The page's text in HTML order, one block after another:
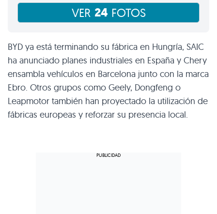
VER 24 FOTOS
BYD ya está terminando su fábrica en Hungría, SAIC
ha anunciado planes industriales en España y Chery
ensambla vehículos en Barcelona junto con la marca
Ebro. Otros grupos como Geely, Dongfeng o
Leapmotor también han proyectado la utilización de
fábricas europeas y reforzar su presencia local.